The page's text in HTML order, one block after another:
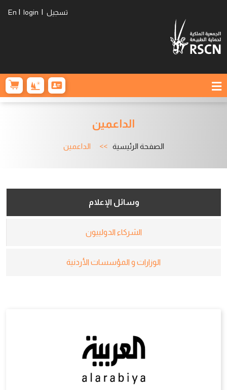
تسجيل |
login
|
En
الداعمين
الصفحة الرئيسية الداعمين
وسائل الإعلام
الشركاء الدولييون
الوزارات و المؤسسات الأردنية